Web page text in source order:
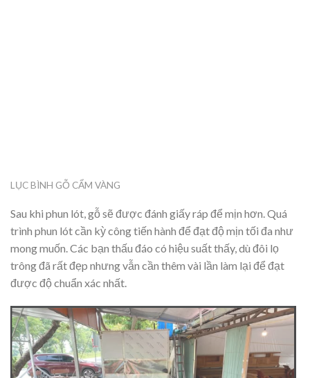
LỤC BÌNH GỖ CẨM VÀNG
Sau khi phun lót, gỗ sẽ được đánh giấy ráp để mịn hơn. Quá
trình phun lót cần kỳ công tiến hành để đạt độ mịn tối đa như
mong muốn. Các bạn thấu đáo có hiệu suất thấy, dù đôi lọ
trông đã rất đẹp nhưng vẫn cần thêm vài lần làm lại để đạt
được độ chuẩn xác nhất.